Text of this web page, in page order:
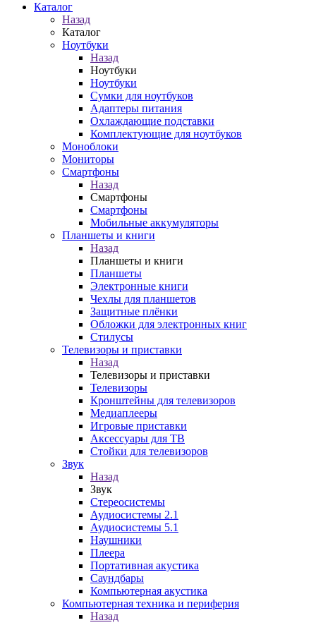
Каталог
Назад
Каталог
Ноутбуки
Назад
Ноутбуки
Ноутбуки
Сумки для ноутбуков
Адаптеры питания
Охлаждающие подставки
Комплектующие для ноутбуков
Моноблоки
Мониторы
Смартфоны
Назад
Смартфоны
Смартфоны
Мобильные аккумуляторы
Планшеты и книги
Назад
Планшеты и книги
Планшеты
Электронные книги
Чехлы для планшетов
Защитные плёнки
Обложки для электронных книг
Стилусы
Телевизоры и приставки
Назад
Телевизоры и приставки
Телевизоры
Кронштейны для телевизоров
Медиаплееры
Игровые приставки
Аксессуары для ТВ
Стойки для телевизоров
Звук
Назад
Звук
Стереосистемы
Аудиосистемы 2.1
Аудиосистемы 5.1
Наушники
Плеера
Портативная акустика
Саундбары
Компьютерная акустика
Компьютерная техника и периферия
Назад